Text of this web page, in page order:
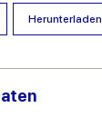
Herunterladen